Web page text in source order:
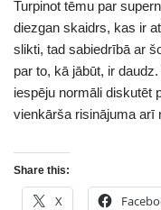
Turpinot tēmu par
diezgan skaidrs, kas ir
slikti, tad sabiedrībā ar
par to, kā jābūt, ir
iespēju normāli diskutēt
vienkārša risinājuma arī
Share this:
X